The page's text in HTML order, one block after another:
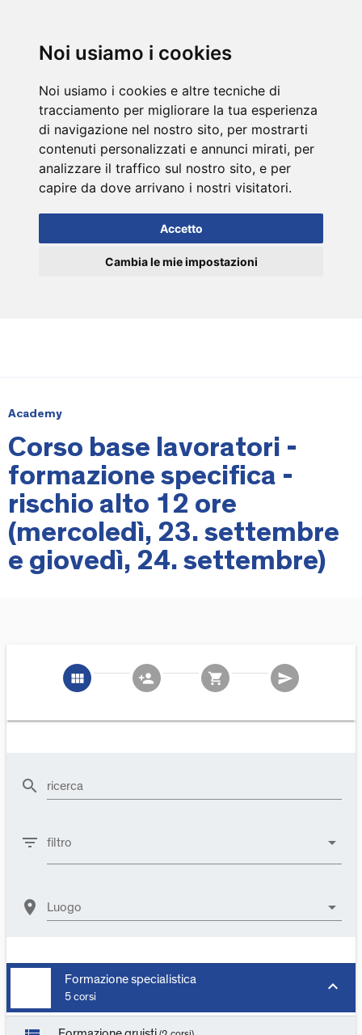
Noi usiamo i cookies
Noi usiamo i cookies e altre tecniche di
tracciamento per migliorare la tua esperienza
di navigazione nel nostro sito, per mostrarti
contenuti personalizzati e annunci mirati, per
analizzare il traffico sul nostro sito, e per
capire da dove arrivano i nostri visitatori.
Accetto
Cambia le mie impostazioni
Academy
Corso base lavoratori -
formazione specifica -
rischio alto 12 ore
(mercoledì, 23. settembre
e giovedì, 24. settembre)
view_module person_add shopping_cart send
search ricerca
filter_list filtro arrow_drop_down
location_on Luogo arrow_drop_down
Formazione specialistica
5 corsi
keyboard_arrow_down